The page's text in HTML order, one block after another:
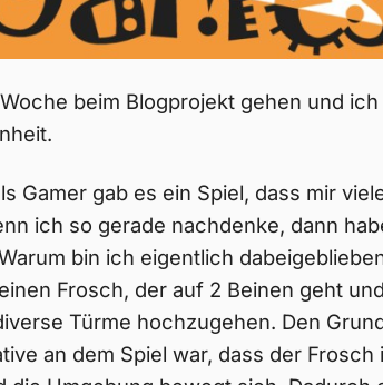
beim Blogprojekt gehen und
Gamer gab es ein Spiel, dass mir
ich so gerade nachdenke, dann
bin ich eigentlich
Frosch, der auf 2 Beinen geht
Türme hochzugehen. Den
an dem Spiel war, dass der Frosch